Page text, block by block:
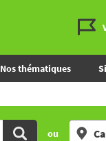
Nos thématiques
ou